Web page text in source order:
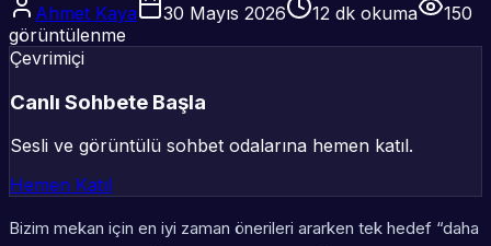
Ahmet Kaya 30 Mayıs 2026 12 dk okuma
150
görüntülenme
Çevrimiçi
Canlı Sohbete Başla
Sesli ve görüntülü sohbet odalarına hemen katıl.
Hemen Katıl
Bizim mekan için en iyi zaman önerileri ararken tek hedef “daha